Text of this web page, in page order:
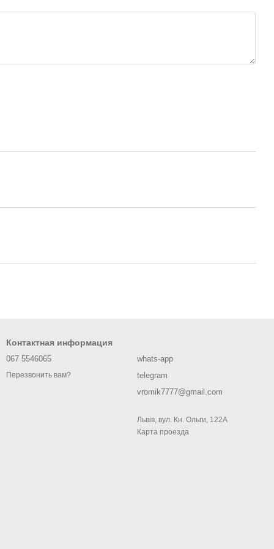
Контактная информация
067 5546065
Перезвонить вам?
whats-app
telegram
vromik7777@gmail.com
Львів, вул. Кн. Ольги, 122А
Карта проезда